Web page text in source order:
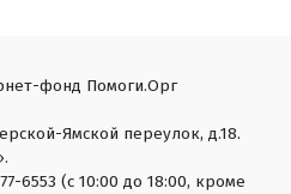
фонд Помоги.Орг
Ямской переулок, д.18.
6553 (с 10:00 до 18:00, кроме